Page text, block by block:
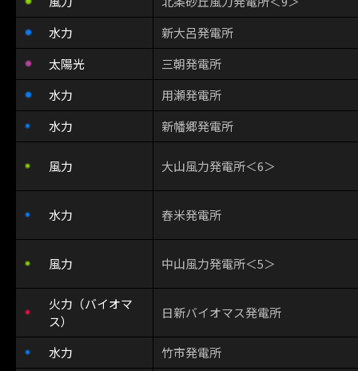
水力
新大呂発電所
太陽光
三朝発電所
水力
用瀬発電所
水力
新幡郷発電所
風力 大山風力発電所＜6＞
水力 舂米発電所
風力 中山風力発電所＜5＞
火力（バイオマ
ス）
日新バイオマス発電所
水力
竹市発電所